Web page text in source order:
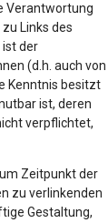
Verantwortung
Links des
ist der
(d.h. auch von
Kenntnis besitzt
ist, deren
verpflichtet,
Zeitpunkt der
zu verlinkenden
Gestaltung,